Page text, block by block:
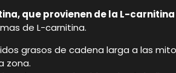
que provienen de la L-
de L-carnitina.
grasos de cadena larga a las
zona.